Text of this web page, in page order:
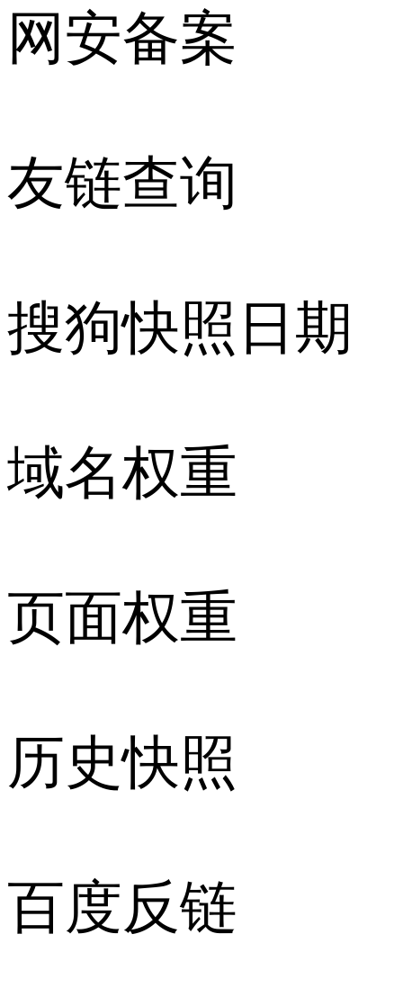
网安备案
友链查询
搜狗快照日期
域名权重
页面权重
历史快照
百度反链